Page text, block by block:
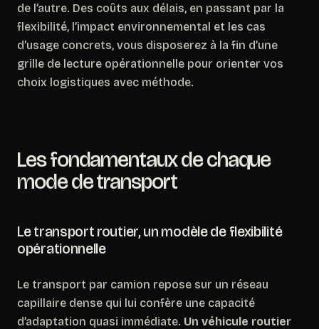
de l’autre. Des coûts aux délais, en passant par la
flexibilité, l’impact environnemental et les cas
d’usage concrets, vous disposerez à la fin d’une
grille de lecture opérationnelle pour orienter vos
choix logistiques avec méthode.
Les fondamentaux de chaque
mode de transport
Le transport routier, un modèle de flexibilité
opérationnelle
Le transport par camion repose sur un réseau
capillaire dense qui lui confère une capacité
d’adaptation quasi immédiate. Un véhicule routier